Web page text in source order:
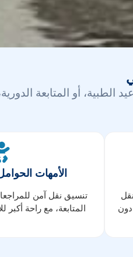
الطبية، أو المتابعة
دون
الأمهات
تنسيق نقل آمن
المتابعة، مع راحة